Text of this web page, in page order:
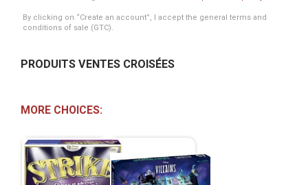
By clicking on “Create an account”, I accept the general terms and
conditions of sale (GTC).
PRODUITS VENTES CROISÉES
MORE CHOICES: